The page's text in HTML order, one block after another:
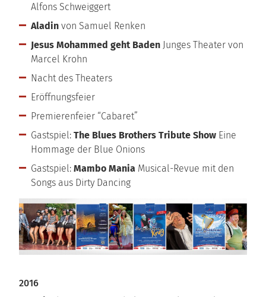
Alfons Schweiggert
Aladin von Samuel Renken
Jesus Mohammed geht Baden Junges Theater von
Marcel Krohn
Nacht des Theaters
Eröffnungsfeier
Premierenfeier “Cabaret”
Gastspiel: The Blues Brothers Tribute Show Eine
Hommage der Blue Onions
Gastspiel: Mambo Mania Musical-Revue mit den
Songs aus Dirty Dancing
2016